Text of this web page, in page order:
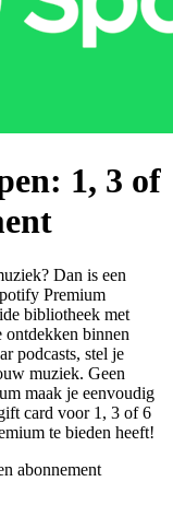
1, 3 of
Dan is een
Premium
bibliotheek met
ontdekken binnen
podcasts, stel je
muziek. Geen
maak je eenvoudig
card voor 1, 3 of 6
te bieden heeft!
abonnement